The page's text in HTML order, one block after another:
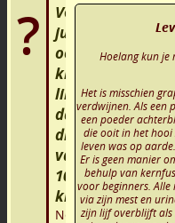
Hoelang kun je
Het is misschien
verdwijnen. Als een
een poeder
die ooit in het
leven was op
Er is geen manier
behulp van
voor beginners.
via zijn mest en
zijn lijf overblijft als
Verkopen
jullie
ook
kleinere
likstenen
dan
die
van
10
kilo?
Nee.